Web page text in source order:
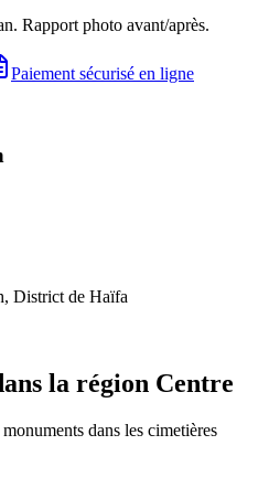
Rapport photo avant/après.
Paiement sécurisé en ligne
District de Haïfa
la région Centre
dans les cimetières